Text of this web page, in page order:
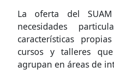
La oferta del
necesidades
características
cursos y talleres
agrupan en áreas de